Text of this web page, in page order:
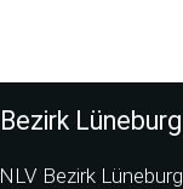
Bezirk Lüneburg
NLV Bezirk Lüneburg